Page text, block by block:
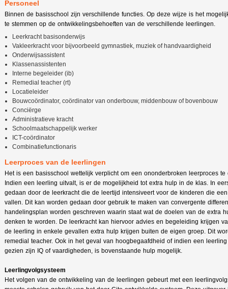
Personeel
Binnen de basisschool zijn verschillende functies. Op deze wijze is het
te stemmen op de ontwikkelingsbehoeften van de verschillende leerlingen.
Leerkracht basisonderwijs
Vakleerkracht voor bijvoorbeeld gymnastiek, muziek of handvaardigheid
Onderwijsassistent
Klassenassistenten
Interne begeleider (ib)
Remedial teacher (rt)
Locatieleider
Bouwcoördinator, coördinator van onderbouw, middenbouw of bovenbouw
Conciërge
Administratieve kracht
Schoolmaatschappelijk werker
ICT-coördinator
Combinatiefunctionaris
Leerproces van de leerlingen
Het is een basisschool wettelijk verplicht om een ononderbroken leerproces
Indien een leerling uitvalt, is er de mogelijkheid tot extra hulp in de klas. In
gedaan door de leerkracht die de leertijd intensiveert voor de kinderen die
vallen. Dit kan worden gedaan door gebruik te maken van convergente
handelingsplan worden geschreven waarin staat wat de doelen van de extra
denken te worden. De leerkracht kan hiervoor advies en begeleiding krijgen
de leerling in enkele gevallen extra hulp krijgen buiten de eigen groep. Dit
remedial teacher. Ook in het geval van hoogbegaafdheid of indien een
gezien zijn IQ of vaardigheden, is bovenstaande hulp mogelijk.
Leerlingvolgsysteem
Het volgen van de ontwikkeling van de leerlingen gebeurt met een